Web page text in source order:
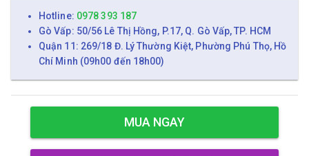
Hotline: 0978 393 187
Gò Vấp: 50/56 Lê Thị Hồng, P.17, Q. Gò Vấp, TP. HCM
Quận 11: 269/18 Đ. Lý Thường Kiệt, Phường Phú Thọ, Hồ
Chí Minh (09h00 đến 18h00)
MUA NGAY